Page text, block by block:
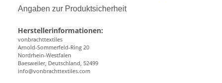
Angaben zur Produktsicherheit
Herstellerinformationen:
vonbrachttextiles
Arnold-Sommerfeld-Ring 20
Nordrhein-Westfalen
Baesweiler, Deutschland, 52499
info@vonbrachttextiles.com